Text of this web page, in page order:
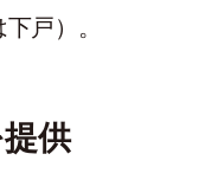
戸）。
供